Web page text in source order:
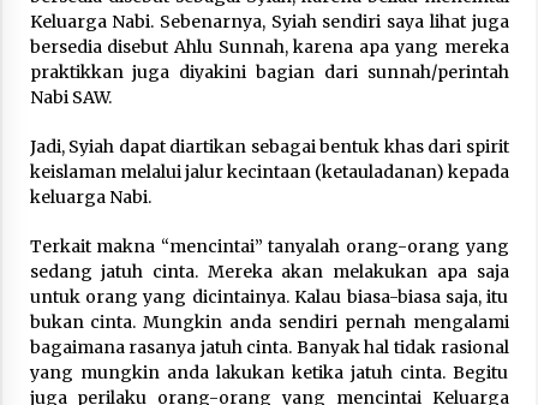
“Allahukrasi”: The Power of Management!
3 months ago
Manusia Visioner dan Beretika
3 months ago
3 months ago
Said Muniruddin Latih Mental dan Spiritual 80
Siswa YPHC
3 months ago
Keluarga Nabi. Sebenarnya, Syiah sendiri saya lihat juga
bersedia disebut Ahlu Sunnah, karena apa yang mereka
praktikkan juga diyakini bagian dari sunnah/perintah
Nabi SAW.
Jadi, Syiah dapat diartikan sebagai bentuk khas dari spirit
keislaman melalui jalur kecintaan (ketauladanan) kepada
keluarga Nabi.
Terkait makna “mencintai” tanyalah orang-orang yang
sedang jatuh cinta. Mereka akan melakukan apa saja
untuk orang yang dicintainya. Kalau biasa-biasa saja, itu
bukan cinta. Mungkin anda sendiri pernah mengalami
bagaimana rasanya jatuh cinta. Banyak hal tidak rasional
yang mungkin anda lakukan ketika jatuh cinta. Begitu
juga perilaku orang-orang yang mencintai Keluarga